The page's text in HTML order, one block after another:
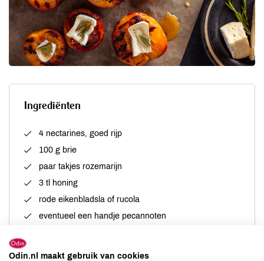
Ingrediënten
4 nectarines, goed rijp
100 g brie
paar takjes rozemarijn
3 tl honing
rode eikenbladsla of rucola
eventueel een handje pecannoten
Verder nodig
Odin.nl maakt gebruik van cookies